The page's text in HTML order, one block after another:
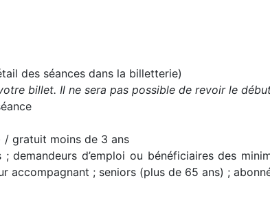
des séances dans la billetterie)
billet. Il ne sera pas possible de revoir le
/ gratuit moins de 3 ans
demandeurs d’emploi ou bénéficiaires des
; seniors (plus de 65 ans) ;